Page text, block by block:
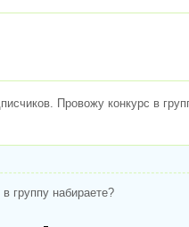
Провожу конкурс в
группу набираете?